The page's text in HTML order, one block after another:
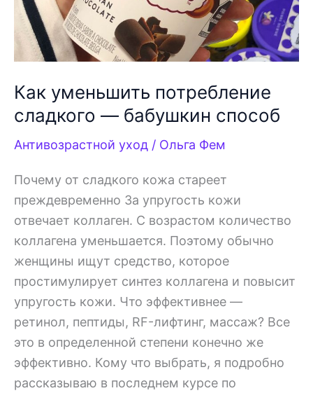
цвет
глаз
Как уменьшить потребление
сладкого — бабушкин способ
Антивозрастной уход / Ольга Фем
Почему от сладкого кожа стареет
преждевременно За упругость кожи
отвечает коллаген. С возрастом количество
коллагена уменьшается. Поэтому обычно
женщины ищут средство, которое
простимулирует синтез коллагена и повысит
упругость кожи. Что эффективнее —
ретинол, пептиды, RF-лифтинг, массаж? Все
это в определенной степени конечно же
эффективно. Кому что выбрать, я подробно
рассказываю в последнем курсе по